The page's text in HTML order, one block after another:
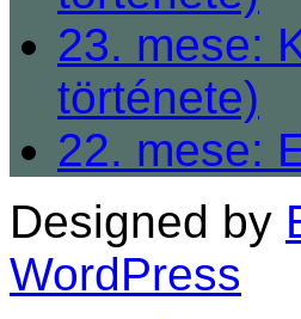
23. mese:
története)
22. mese:
Designed by
WordPress